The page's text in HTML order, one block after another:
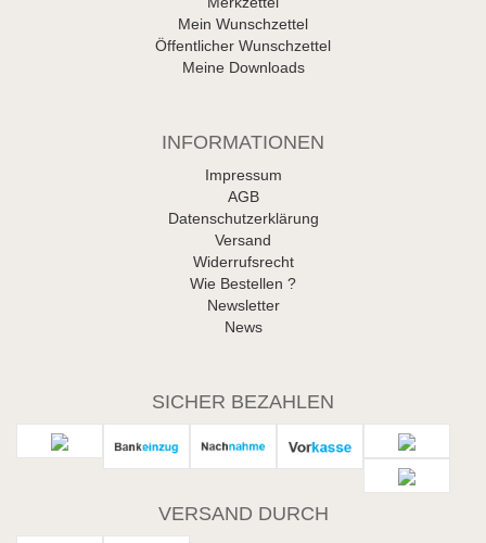
Mein Wunschzettel
Öffentlicher Wunschzettel
Meine Downloads
INFORMATIONEN
Impressum
AGB
Datenschutzerklärung
Versand
Widerrufsrecht
Wie Bestellen ?
Newsletter
News
SICHER BEZAHLEN
VERSAND DURCH